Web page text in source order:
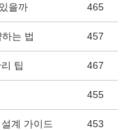
을까 465
는 법 457
팁 467
455
계 가이드 453